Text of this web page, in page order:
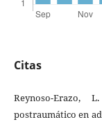
Citas
Reynoso-Erazo,
postraumático en